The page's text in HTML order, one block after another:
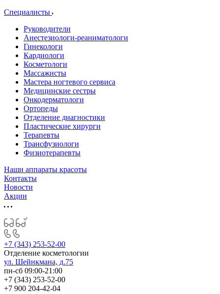
Специалисты
Руководители
Анестезиологи-реаниматологи
Гинекологи
Кардиологи
Косметологи
Массажисты
Мастера ногтевого сервиса
Медицинские сестры
Онкодерматологи
Ортопеды
Отделение диагностики
Пластические хирурги
Терапевты
Трансфузиологи
Физиотерапевты
Наши аппараты красоты
Контакты
Новости
Акции
+7 (343) 253-52-00
Отделение косметологии
ул. Шейнкмана, д.75
пн-сб 09:00-21:00
+7 (343) 253-52-00
+7 900 204-42-04